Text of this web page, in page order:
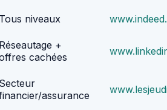
Tous niveaux
Réseautage +
cachées
Secteur
assurance